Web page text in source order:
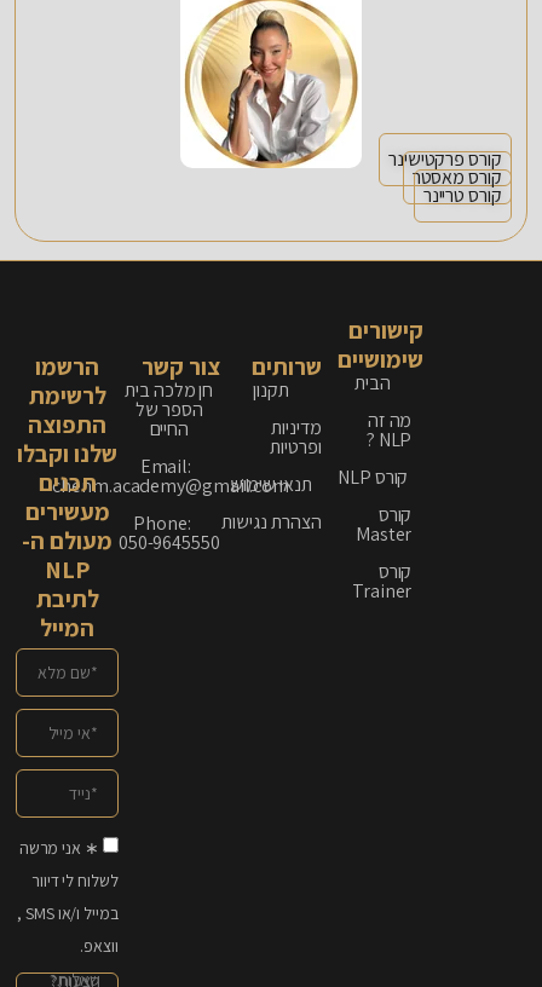
קורס פרקטישינר
קורס מאסטר
קורס טריינר
קישורים
שימושיים
הבית
מה זה
NLP ?
קורס NLP
קורס
Master
קורס
Trainer
שרותים
תקנון
מדיניות
ופרטיות
תנאי שימוש
הצהרת נגישות
צור קשר
חן מלכה בית
הספר של
החיים
Email:
chenm.academy@gmail.com
Phone:
050-9645550
הרשמו
לרשימת
התפוצה
שלנו וקבלו
תכנים
מעשירים
מעולם ה-
NLP
לתיבת
המייל
∗ אני מרשה
לשלוח לי דיוור
במייל ו/או SMS ,
ווצאפ.